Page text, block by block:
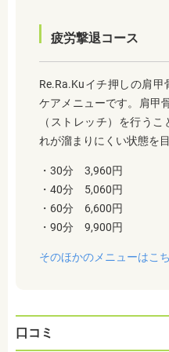
疲労撃退コース
Re.Ra.Kuイチ押しの肩
ケアメニューです。肩甲
（ストレッチ）を行う
れが溜まりにくい状態を
・30分 3,960円
・40分 5,060円
・60分 6,600円
・90分 9,900円
そのほかのメニューはこ
口コミ